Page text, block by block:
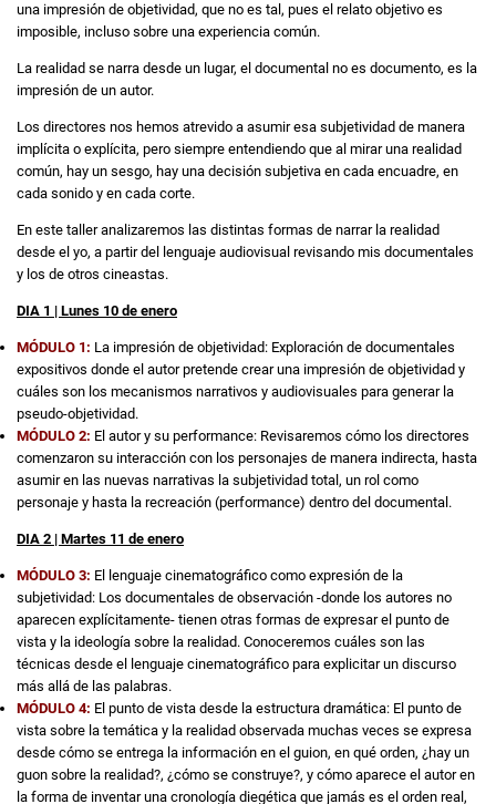
una impresión de objetividad, que no es tal, pues el relato objetivo es
imposible, incluso sobre una experiencia común.
La realidad se narra desde un lugar, el documental no es documento, es la
impresión de un autor.
Los directores nos hemos atrevido a asumir esa subjetividad de manera
implícita o explícita, pero siempre entendiendo que al mirar una realidad
común, hay un sesgo, hay una decisión subjetiva en cada encuadre, en
cada sonido y en cada corte.
En este taller analizaremos las distintas formas de narrar la realidad
desde el yo, a partir del lenguaje audiovisual revisando mis documentales
y los de otros cineastas.
DIA 1 | Lunes 10 de enero
MÓDULO 1: La impresión de objetividad: Exploración de documentales
expositivos donde el autor pretende crear una impresión de objetividad y
cuáles son los mecanismos narrativos y audiovisuales para generar la
pseudo-objetividad.
MÓDULO 2: El autor y su performance: Revisaremos cómo los directores
comenzaron su interacción con los personajes de manera indirecta, hasta
asumir en las nuevas narrativas la subjetividad total, un rol como
personaje y hasta la recreación (performance) dentro del documental.
DIA 2 | Martes 11 de enero
MÓDULO 3: El lenguaje cinematográﬁco como expresión de la
subjetividad: Los documentales de observación -donde los autores no
aparecen explícitamente- tienen otras formas de expresar el punto de
vista y la ideología sobre la realidad. Conoceremos cuáles son las
técnicas desde el lenguaje cinematográﬁco para explicitar un discurso
más allá de las palabras.
MÓDULO 4: El punto de vista desde la estructura dramática: El punto de
vista sobre la temática y la realidad observada muchas veces se expresa
desde cómo se entrega la información en el guion, en qué orden, ¿hay un
guon sobre la realidad?, ¿cómo se construye?, y cómo aparece el autor en
la forma de inventar una cronología diegética que jamás es el orden real,